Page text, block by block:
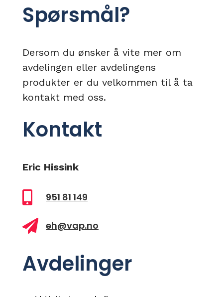
Spørsmål?
Dersom du ønsker å vite mer om
avdelingen eller avdelingens
produkter er du velkommen til å ta
kontakt med oss.
Kontakt
Eric Hissink
 951 81 149
 eh@vap.no
Avdelinger